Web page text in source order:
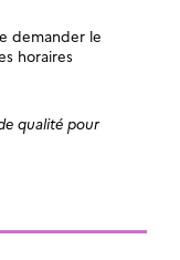
demander le
horaires
qualité pour